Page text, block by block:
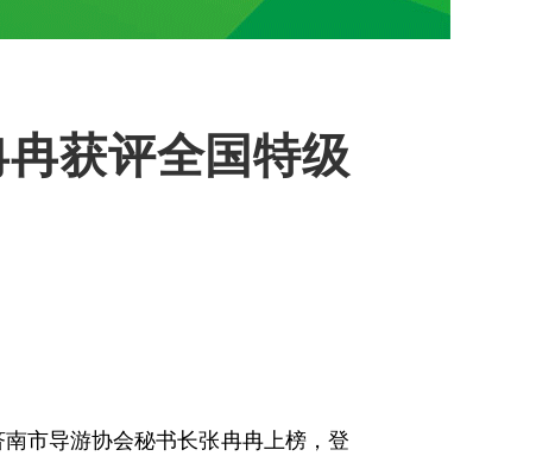
获评全国特级
市导游协会秘书长张冉冉上榜，登